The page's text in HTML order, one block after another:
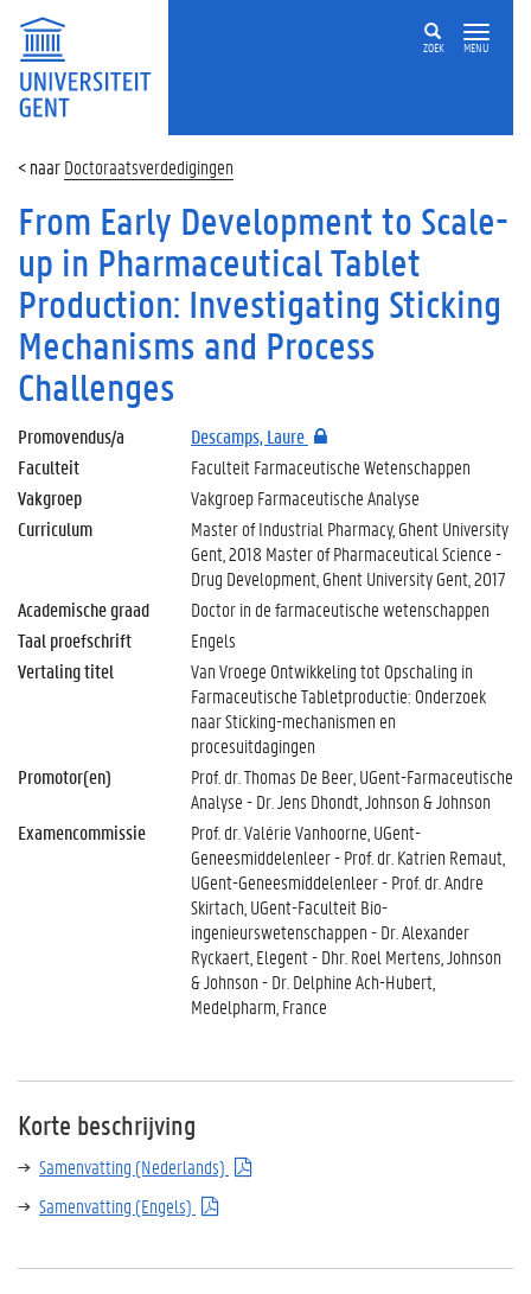
ZOEK MENU
Doctoraatsverdedigingen
From Early Development to Scale-
up in Pharmaceutical Tablet
Production: Investigating Sticking
Mechanisms and Process
Challenges
Promovendus/a
Descamps, Laure
Faculteit
Faculteit Farmaceutische Wetenschappen
Vakgroep
Vakgroep Farmaceutische Analyse
Curriculum
Master of Industrial Pharmacy, Ghent University
Gent, 2018 Master of Pharmaceutical Science -
Drug Development, Ghent University Gent, 2017
Academische graad
Doctor in de farmaceutische wetenschappen
Taal proefschrift
Engels
Vertaling titel
Van Vroege Ontwikkeling tot Opschaling in
Farmaceutische Tabletproductie: Onderzoek
naar Sticking-mechanismen en
procesuitdagingen
Promotor(en)
Prof. dr. Thomas De Beer, UGent-Farmaceutische
Analyse - Dr. Jens Dhondt, Johnson & Johnson
Examencommissie
Prof. dr. Valérie Vanhoorne, UGent-
Geneesmiddelenleer - Prof. dr. Katrien Remaut,
UGent-Geneesmiddelenleer - Prof. dr. Andre
Skirtach, UGent-Faculteit Bio-
ingenieurswetenschappen - Dr. Alexander
Ryckaert, Elegent - Dhr. Roel Mertens, Johnson
& Johnson - Dr. Delphine Ach-Hubert,
Medelpharm, France
Korte beschrijving
Samenvatting (Nederlands)
Samenvatting (Engels)